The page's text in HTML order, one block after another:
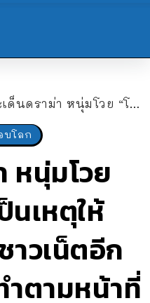
หนุ่มโวย “โดนตัดไฟ” เป็นเหตุให้ “สุนัขตาย” – ชาวเน็ตอีกฝ่ายบอก เขาทำตามหน้าที่
บโลก
หนุ่มโวย
นเหตุให้
าวเน็ตอีก
ำตามหน้าที่